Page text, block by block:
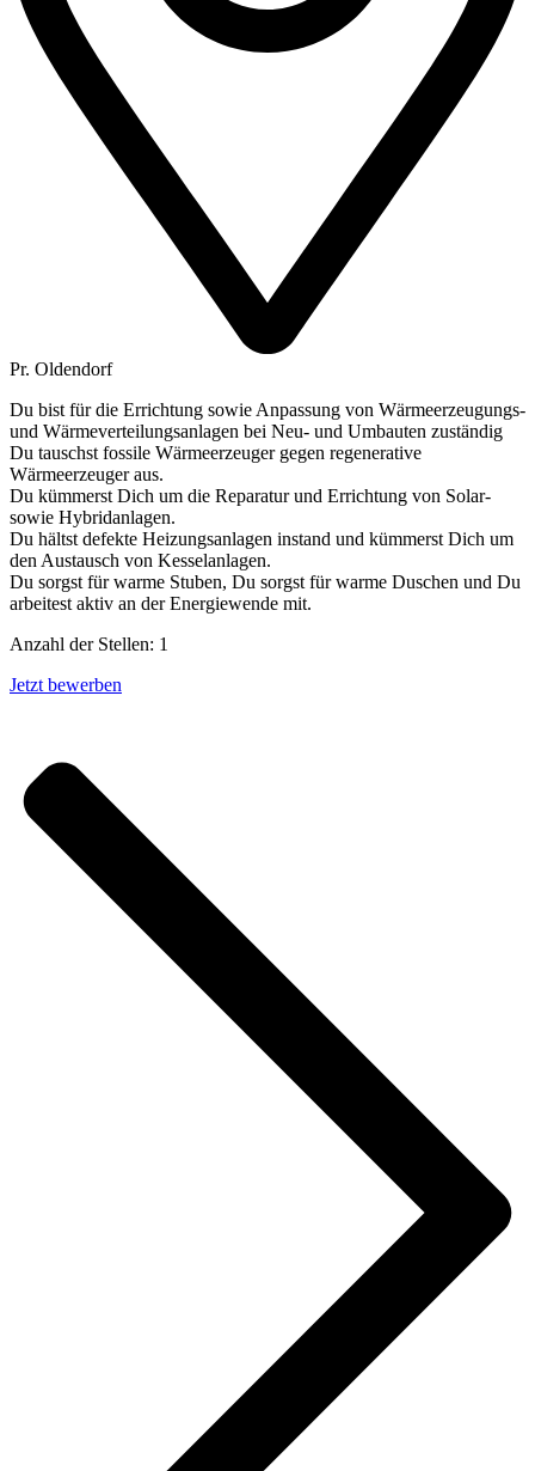
Pr. Oldendorf
Du bist für die Errichtung sowie Anpassung von Wärmeerzeugungs-
und Wärmeverteilungsanlagen bei Neu- und Umbauten zuständig
Du tauschst fossile Wärmeerzeuger gegen regenerative
Wärmeerzeuger aus.
Du kümmerst Dich um die Reparatur und Errichtung von Solar-
sowie Hybridanlagen.
Du hältst defekte Heizungsanlagen instand und kümmerst Dich um
den Austausch von Kesselanlagen.
Du sorgst für warme Stuben, Du sorgst für warme Duschen und Du
arbeitest aktiv an der Energiewende mit.
Anzahl der Stellen: 1
Jetzt bewerben